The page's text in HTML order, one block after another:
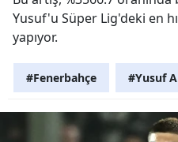
Yusuf'u Süper Lig'deki en
yapıyor.
#Fenerbahçe #Yusuf